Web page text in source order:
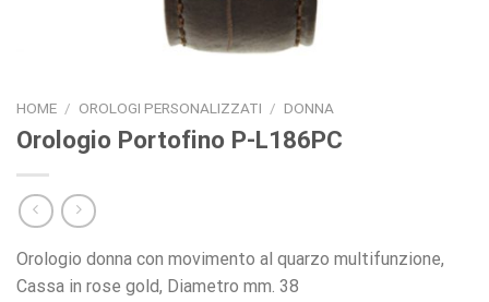
HOME / OROLOGI PERSONALIZZATI / DONNA
Orologio Portofino P-L186PC
Orologio donna con movimento al quarzo multifunzione,
Cassa in rose gold, Diametro mm. 38